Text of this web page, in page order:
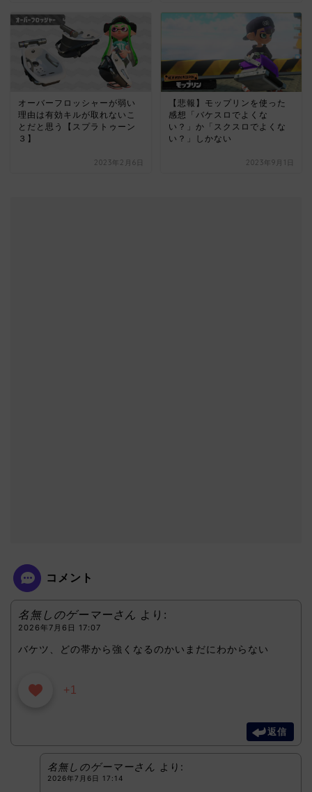
オーバーフロッシャーが弱い
理由は有効キルが取れないこ
とだと思う【スプラトゥーン
３】
2023年2月6日
【悲報】モップリンを使った
感想「バケスロでよくな
い？」か「スクスロでよくな
い？」しかない
2023年9月1日
コメント
名無しのゲーマーさん より:
2026年7月6日 17:07
バケツ、どの帯から強くなるのかいまだにわからない
+1
返信
名無しのゲーマーさん より:
2026年7月6日 17:14